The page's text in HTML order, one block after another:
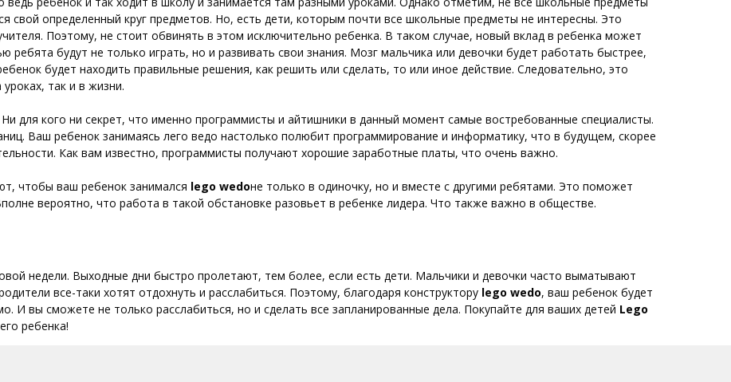
свой определенный круг предметов. Но, есть дети, которым почти все школьные предметы не интересны. Это
Поэтому, не стоит обвинять в этом исключительно ребенка. В таком случае, новый вклад в ребенка может
ребята будут не только играть, но и развивать свои знания. Мозг мальчика или девочки будет работать быстрее,
будет находить правильные решения, как решить или сделать, то или иное действие. Следовательно, это
так и в жизни.
для кого ни секрет, что именно программисты и айтишники в данный момент самые востребованные специалисты.
Ваш ребенок занимаясь лего ведо настолько полюбит программирование и информатику, что в будущем, скорее
Как вам известно, программисты получают хорошие заработные платы, что очень важно.
чтобы ваш ребенок занимался lego wedoне только в одиночку, но и вместе с другими ребятами. Это поможет
вероятно, что работа в такой обстановке разовьет в ребенке лидера. Что также важно в обществе.
недели. Выходные дни быстро пролетают, тем более, если есть дети. Мальчики и девочки часто выматывают
все-таки хотят отдохнуть и расслабиться. Поэтому, благодаря конструктору lego wedo, ваш ребенок будет
И вы сможете не только расслабиться, но и сделать все запланированные дела. Покупайте для ваших детей Lego
ребенка!